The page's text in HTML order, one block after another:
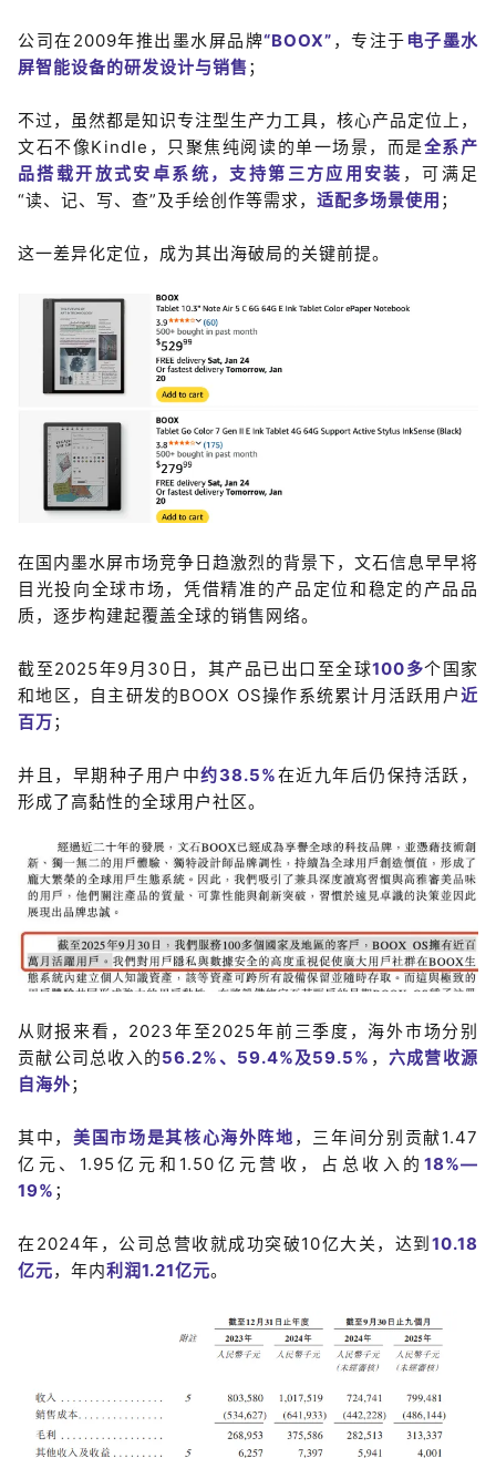
公司在2009年推出墨水屏品牌“BOOX” ，专注于电子墨水
屏智能设备的研发设计与销售；
不过，虽然都是知识专注型生产力工具，核心产品定位上，
文石不像Kindle，只聚焦纯阅读的单一场景，而是全系产
品搭载开放式安卓系统 ， 支持第 三方应用安装 ，可满足
“读、记、写、查”及手绘创作等需求， 适配多场景使用 ；
这一差异化定位，成为其出海破局的关键前提。
在国内墨水屏市场竞争日趋激烈的背景下，文石信息早早将
目光投向全球市场，凭借精准的产品定位和稳定的产品品
质，逐步构建起覆盖全球的销售网络。
截至2025年9月30日，其产品已出口至全球100多个国家
和地区，自主研发的BOOX OS操作系统累计月活跃用户近
百万；
并且，早期种子用户中约38.5%在近九年后仍保持活跃，
形成了高黏性的全球用户社区。
从财报来看，2023年至2025年前三季度，海外市场分别
贡献公司总收入的56.2%、59.4%及59.5% ， 六成营收源
自海外；
其中， 美国市场是其核心海外阵地 ，三年间分别贡献1.47
亿元、1.95亿元和1.50亿元营收，占总收入的 18%—
19% ；
在2024年，公司总营收就成功突破10亿大关，达到 10.18
亿元，年内利润1.21亿元。